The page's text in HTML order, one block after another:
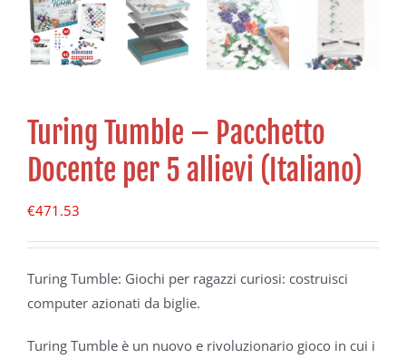
Turing Tumble – Pacchetto
Docente per 5 allievi (Italiano)
€471.53
Turing Tumble: Giochi per ragazzi curiosi: costruisci
computer azionati da biglie.
Turing Tumble è un nuovo e rivoluzionario gioco in cui i